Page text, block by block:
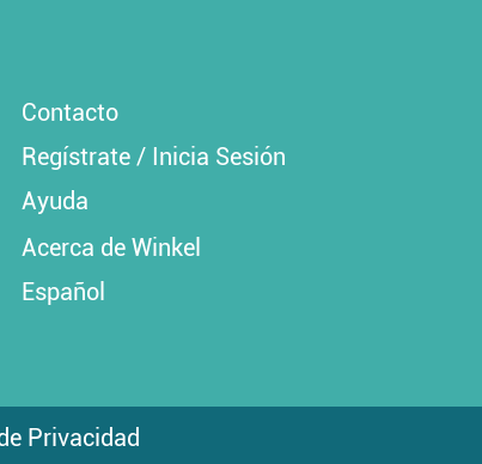
Contacto
Regístrate / Inicia Sesión
Ayuda
Acerca de Winkel
Español
Privacidad